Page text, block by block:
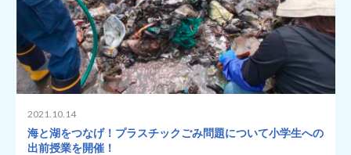
2021.10.14
海と湖をつなげ！プラスチックごみ問題について小学生への
出前授業を開催！